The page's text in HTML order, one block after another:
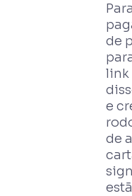
de
link
e
de